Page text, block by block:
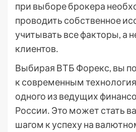
при выборе брокера
проводить собственное
учитывать все факторы, а
клиентов․
Выбирая ВТБ Форекс, вы
к современным
одного из ведущих
России․ Это может стать
шагом к успеху на